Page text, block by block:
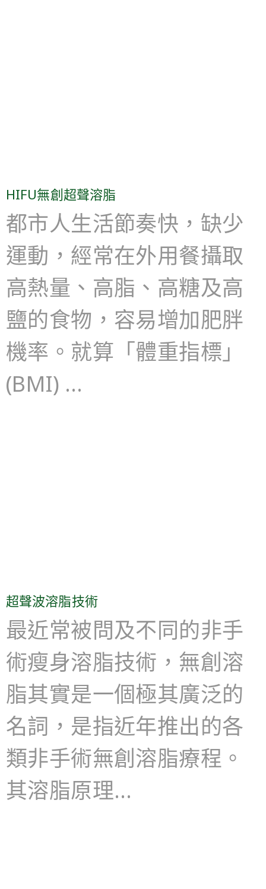
HIFU無創超聲溶脂
都市人生活節奏快，缺少
運動，經常在外用餐攝取
高熱量、高脂、高糖及高
鹽的食物，容易增加肥胖
機率。就算「體重指標」
(BMI) …
超聲波溶脂技術
最近常被問及不同的非手
術瘦身溶脂技術，無創溶
脂其實是一個極其廣泛的
名詞，是指近年推出的各
類非手術無創溶脂療程。
其溶脂原理…